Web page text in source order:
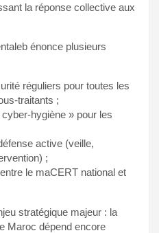
la réponse collective aux
énonce plusieurs
réguliers pour toutes les
traitants ;
hygiène » pour les
active (veille,
;
le maCERT national et
stratégique majeur : la
Maroc dépend encore